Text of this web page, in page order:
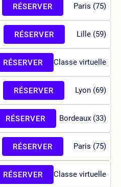
Paris (75)
RÉSERVER
Lille (59)
RÉSERVER
Classe virtuelle
RÉSERVER
Lyon (69)
RÉSERVER
Bordeaux (33)
RÉSERVER
Paris (75)
RÉSERVER
Classe virtuelle
RÉSERVER